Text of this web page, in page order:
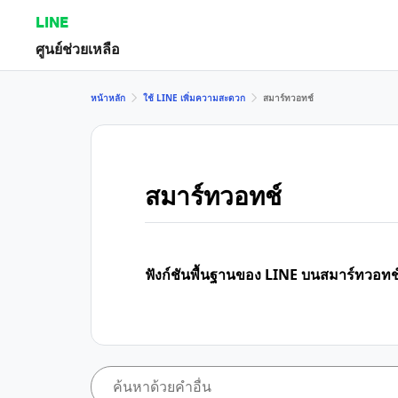
LINE
ศูนย์ช่วยเหลือ
หน้าหลัก ใช้ LINE เพิ่มความสะดวก สมาร์ทวอทช์
สมาร์ทวอทช์
ฟังก์ชันพื้นฐานของ LINE บนสมาร์ทวอท